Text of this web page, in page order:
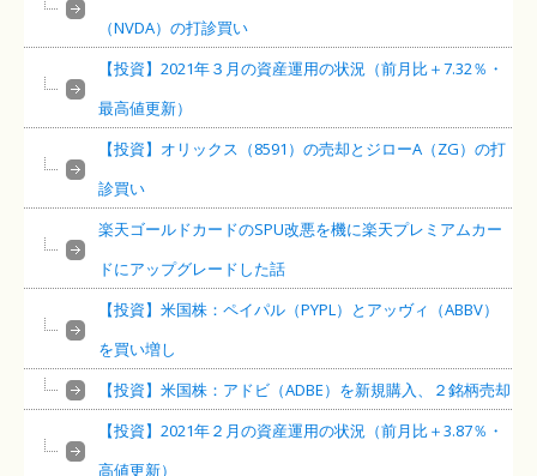
（NVDA）の打診買い
【投資】2021年３月の資産運用の状況（前月比＋7.32％・
最高値更新）
【投資】オリックス（8591）の売却とジローA（ZG）の打
診買い
楽天ゴールドカードのSPU改悪を機に楽天プレミアムカー
ドにアップグレードした話
【投資】米国株：ペイパル（PYPL）とアッヴィ（ABBV）
を買い増し
【投資】米国株：アドビ（ADBE）を新規購入、２銘柄売却
【投資】2021年２月の資産運用の状況（前月比＋3.87％・
高値更新）